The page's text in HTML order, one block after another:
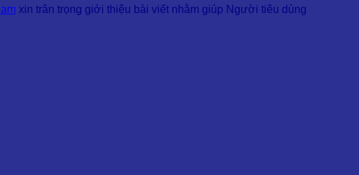
xin trân trọng giới thiệu bài viết nhằm giúp Người tiêu dùng